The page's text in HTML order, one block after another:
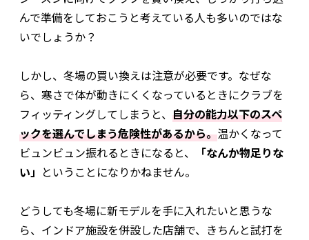
んで準備をしておこうと考えている人も多いのではな
いでしょうか？
しかし、冬場の買い換えは注意が必要です。なぜな
ら、寒さで体が動きにくくなっているときにクラブを
フィッティングしてしまうと、 自分の能力以下のスペ
ックを選んでしまう危険性があるから。温かくなって
ビュンビュン振れるときになると、
「なんか物足りな
い」 ということになりかねません。
どうしても冬場に新モデルを手に入れたいと思うな
ら、インドア施設を併設した店舗で、きちんと試打を